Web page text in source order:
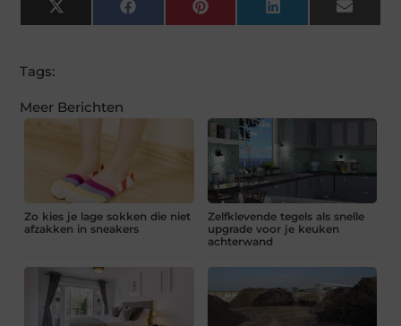
X
(Twitter)
FacebookPinterest LinkedIn Email
Tags:
Meer Berichten
Zo kies je lage sokken die niet
afzakken in sneakers
Zelfklevende tegels als snelle
upgrade voor je keuken
achterwand